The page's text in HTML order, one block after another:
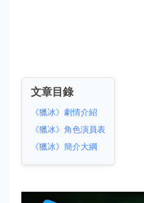
文章目錄
《獵冰》劇情介紹
《獵冰》角色演員表
《獵冰》簡介大綱